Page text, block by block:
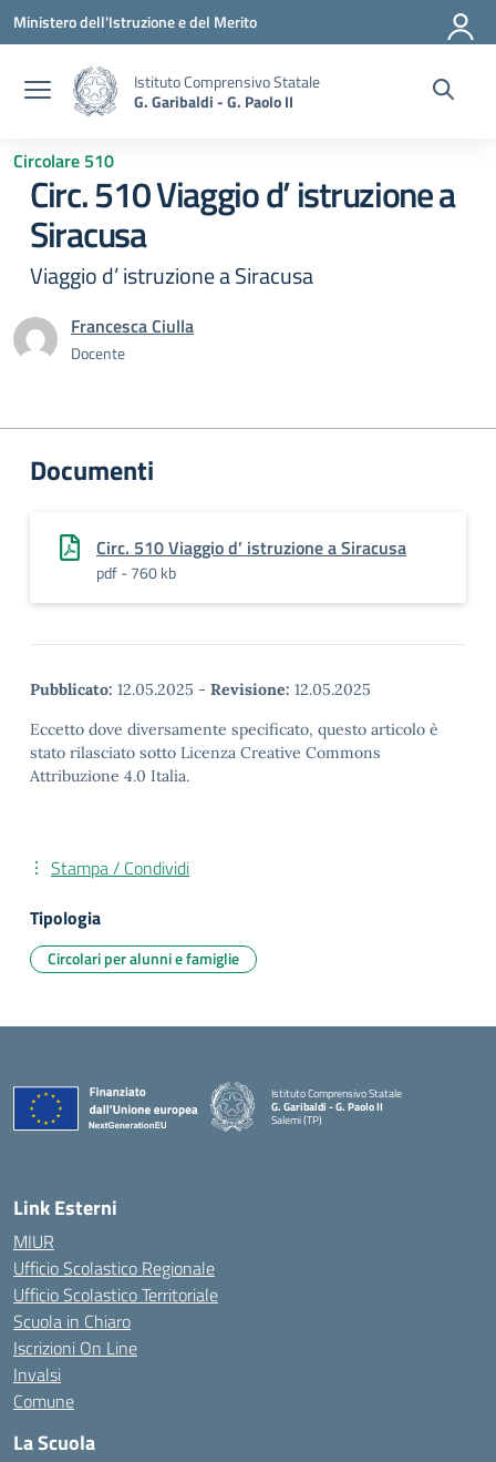
Vai ai contenuti
Vai al menu di navigazione
Vai al footer
Ministero dell'Istruzione e del Merito
Istituto Comprensivo Statale
G. Garibaldi - G. Paolo II
Circolare 510
Circ. 510 Viaggio d’ istruzione a
Siracusa
Viaggio d’ istruzione a Siracusa
Francesca Ciulla
Docente
Documenti
Circ. 510 Viaggio d’ istruzione a Siracusa
pdf - 760 kb
Pubblicato: 12.05.2025 - Revisione: 12.05.2025
Eccetto dove diversamente specificato, questo articolo è
stato rilasciato sotto Licenza Creative Commons
Attribuzione 4.0 Italia.
Stampa / Condividi
Tipologia
Circolari per alunni e famiglie
Istituto Comprensivo Statale
G. Garibaldi - G. Paolo II
Salemi (TP)
Link Esterni
MIUR
Ufficio Scolastico Regionale
Ufficio Scolastico Territoriale
Scuola in Chiaro
Iscrizioni On Line
Invalsi
Comune
La Scuola